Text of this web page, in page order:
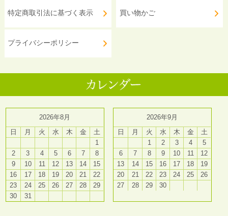
特定商取引法に基づく表示
プライバシーポリシー
買い物かご
2026年8月
日
月 火 水 木 金
土
1
2
3 4 5 6 7
8
9
10 11 12 13 14
15
16
17 18 19 20 21
22
23
24 25 26 27 28
29
30
31
2026年9月
日
月 火 水 木 金
土
1
2 3 4
5
6
7 8 9 10 11
12
13
14 15 16 17 18
19
20
21 22 23 24 25
26
27
28 29 30